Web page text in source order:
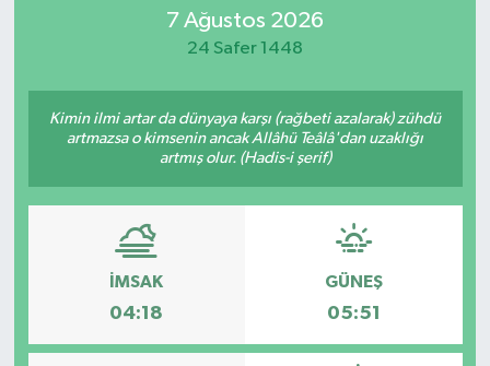
7 Ağustos 2026
24 Safer 1448
Kimin ilmi artar da dünyaya karşı (rağbeti azalarak) zühdü
artmazsa o kimsenin ancak Allâhü Teâlâ'dan uzaklığı
artmış olur. (Hadis-i şerif)
İMSAK
04:18
GÜNEŞ
05:51
Teknoloji
TRABZONSPOR